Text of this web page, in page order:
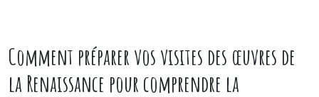
Comment préparer vos visites des œuvres de
la Renaissance pour comprendre la